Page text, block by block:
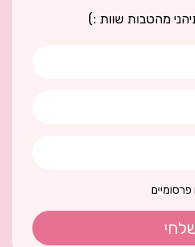
מהטבות שוות :)